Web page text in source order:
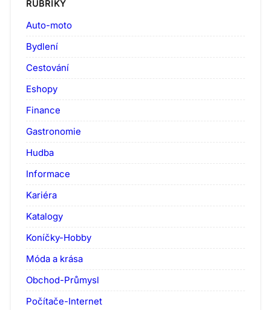
RUBRIKY
Auto-moto
Bydlení
Cestování
Eshopy
Finance
Gastronomie
Hudba
Informace
Kariéra
Katalogy
Koníčky-Hobby
Móda a krása
Obchod-Průmysl
Počítače-Internet